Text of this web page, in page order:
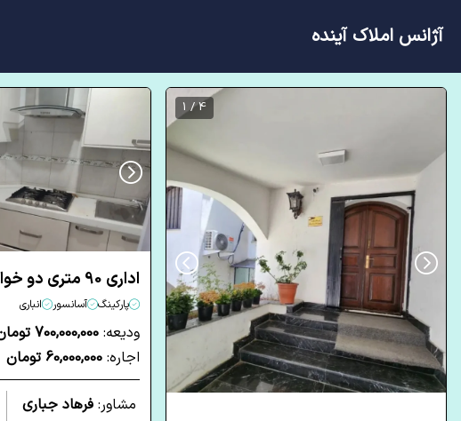
آژانس املاک آینده
4 / 1
اداری 90 متری دو خوابه در جردن تهران
پارکینگ آسانسور انباری
ودیعه: 700,000,000 تومان
اجاره: 60,000,000 تومان
مشاور: فرهاد جباری